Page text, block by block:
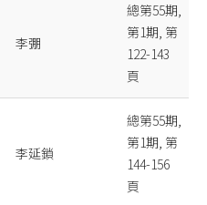
李弸
總第55期,
第1期, 第
122-143
頁
李延鎖
總第55期,
第1期, 第
144-156
頁